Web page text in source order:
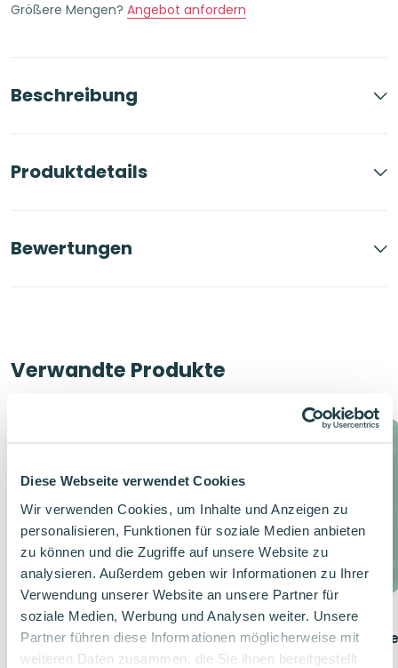
Diese Webseite verwendet Cookies
Wir verwenden Cookies, um Inhalte und Anzeigen zu
personalisieren, Funktionen für soziale Medien anbieten
zu können und die Zugriffe auf unsere Website zu
analysieren. Außerdem geben wir Informationen zu Ihrer
Verwendung unserer Website an unsere Partner für
soziale Medien, Werbung und Analysen weiter. Unsere
Partner führen diese Informationen möglicherweise mit
weiteren Daten zusammen, die Sie ihnen bereitgestellt
Größere Mengen? Angebot anfordern
Beschreibung
Produktdetails
Bewertungen
Verwandte Produkte
Brunnen FACT! Ringbuch A4
Apfelgrün
BRUNNEN
für Ordner Mint